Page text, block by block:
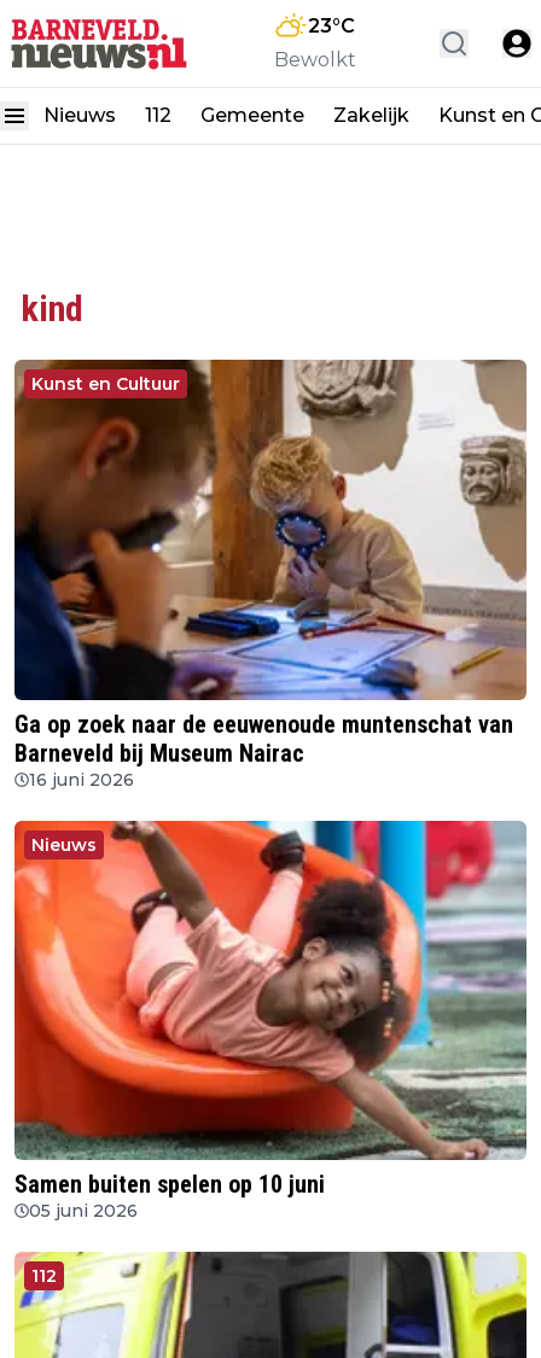
23°C
Bewolkt
Nieuws 112 Gemeente Zakelijk Kunst en
kind
Kunst en Cultuur
Ga op zoek naar de eeuwenoude muntenschat van
Barneveld bij Museum Nairac
16 juni 2026
Nieuws
Samen buiten spelen op 10 juni
05 juni 2026
112